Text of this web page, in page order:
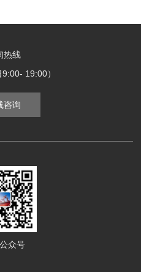
热线
9:00- 19:00）
咨询
众号